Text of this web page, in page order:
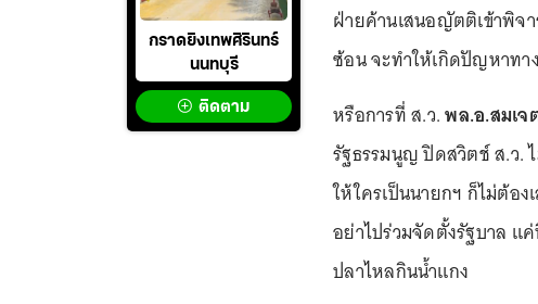
กราดยิงเทพศิรินทร์
นนทบุรี
ติดตาม
ฝ่ายค้านเสนอญัตติเข้าพิจ
ซ้อน จะทำให้เกิดปัญหาท
หรือการที่ ส.ว.พล.อ.สมเ
รัฐธรรมนูญ ปิดสวิตช์ ส.ว.
ให้ใครเป็นนายกฯ ก็ไม่ต้อ
อย่าไปร่วมจัดตั้งรัฐบาล แ
ปลาไหลกินน้ำแกง